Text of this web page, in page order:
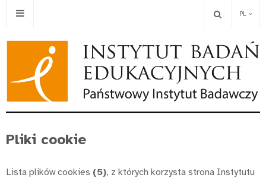
PL
Pliki cookie
Lista plików cookies (5), z których korzysta strona Instytutu